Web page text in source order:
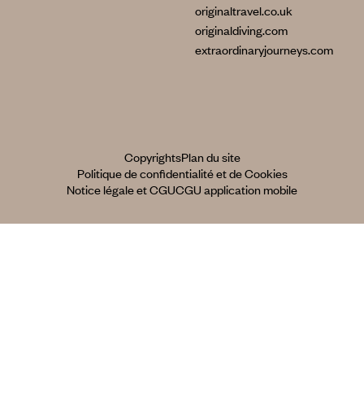
originaltravel.co.uk
originaldiving.com
extraordinaryjourneys.com
CopyrightsPlan du site
Politique de confidentialité et de Cookies
Notice légale et CGUCGU application mobile